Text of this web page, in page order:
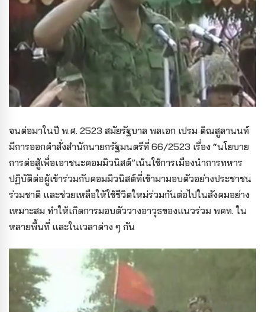
จนต่อมาในปี พ.ศ. 2523 สมัยรัฐบาล พลเอก เปรม ติณสูลานนท์
มีการออกคำสั่งสำนักนายกรัฐมนตรีที่ 66/2523 เรื่อง “นโยบาย
การต่อสู้เพื่อเอาชนะคอมมิวนิสต์”เน้นใช้การเมืองนำการทหาร
ปฏิบัติต่อผู้เข้าร่วมกับคอมมิวนิสต์ที่เข้ามามอบตัวอย่างประชาชน
ร่วมชาติ และช่วยเหลือให้ใช้ชีวิตใหม่ร่วมกันต่อไปในสังคมอย่าง
เหมาะสม ทำให้เกิดการมอบตัววางอาวุธของแนวร่วม พคท. ใน
หลายพื้นที่ และในเวลาต่าง ๆ กัน